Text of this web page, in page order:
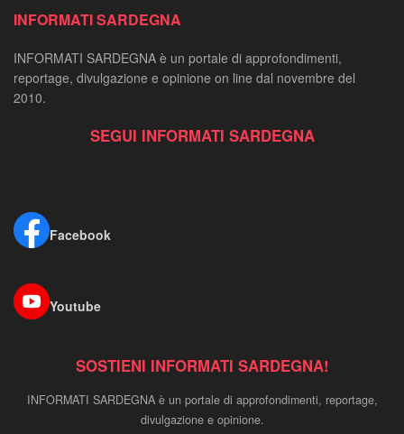
INFORMATI SARDEGNA
INFORMATI SARDEGNA è un portale di approfondimenti,
reportage, divulgazione e opinione on line dal novembre del
2010.
SEGUI INFORMATI SARDEGNA
Facebook
Youtube
SOSTIENI INFORMATI SARDEGNA!
INFORMATI SARDEGNA è un portale di approfondimenti, reportage,
divulgazione e opinione.